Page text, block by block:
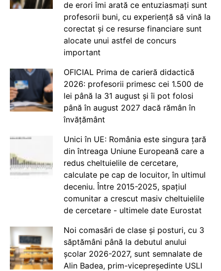
de erori îmi arată ce entuziasmați sunt
profesorii buni, cu experiență să vină la
corectat și ce resurse financiare sunt
alocate unui astfel de concurs
important
OFICIAL Prima de carieră didactică
2026: profesorii primesc cei 1.500 de
lei până la 31 august și îi pot folosi
până în august 2027 dacă rămân în
învățământ
Unici în UE: România este singura țară
din întreaga Uniune Europeană care a
redus cheltuielile de cercetare,
calculate pe cap de locuitor, în ultimul
deceniu. Între 2015-2025, spațiul
comunitar a crescut masiv cheltuielile
de cercetare - ultimele date Eurostat
Noi comasări de clase și posturi, cu 3
săptămâni până la debutul anului
școlar 2026-2027, sunt semnalate de
Alin Badea, prim-vicepreședinte USLI